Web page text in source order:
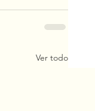
Ver todo